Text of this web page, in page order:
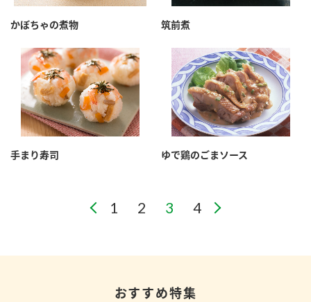
かぼちゃの煮物 筑前煮
手まり寿司 ゆで鶏のごまソース
おすすめ特集